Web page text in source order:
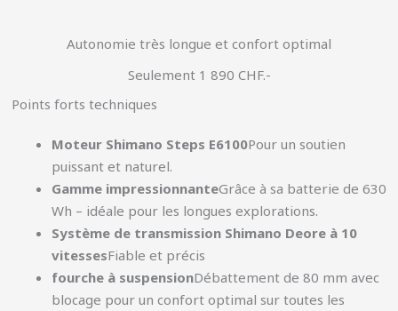
Autonomie très longue et confort optimal
Seulement 1 890 CHF.-
Points forts techniques
Moteur Shimano Steps E6100Pour un soutien
puissant et naturel.
Gamme impressionnanteGrâce à sa batterie de 630
Wh – idéale pour les longues explorations.
Système de transmission Shimano Deore à 10
vitessesFiable et précis
fourche à suspensionDébattement de 80 mm avec
blocage pour un confort optimal sur toutes les